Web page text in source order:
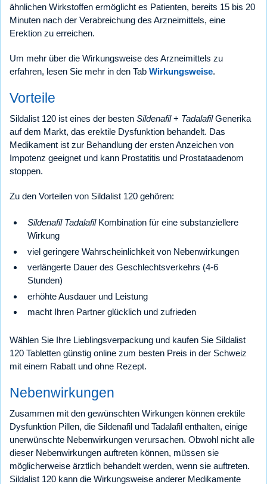
ähnlichen Wirkstoffen ermöglicht es Patienten, bereits 15 bis 20
Minuten nach der Verabreichung des Arzneimittels, eine
Erektion zu erreichen.
Um mehr über die Wirkungsweise des Arzneimittels zu
erfahren, lesen Sie mehr in den Tab Wirkungsweise.
Vorteile
Sildalist 120 ist eines der besten Sildenafil+ TadalafilGenerika
auf dem Markt, das erektile Dysfunktion behandelt. Das
Medikament ist zur Behandlung der ersten Anzeichen von
Impotenz geeignet und kann Prostatitis und Prostataadenom
stoppen.
Zu den Vorteilen von Sildalist 120 gehören:
Sildenafil TadalafilKombination für eine substanziellere
Wirkung
viel geringere Wahrscheinlichkeit von Nebenwirkungen
verlängerte Dauer des Geschlechtsverkehrs (4-6
Stunden)
erhöhte Ausdauer und Leistung
macht Ihren Partner glücklich und zufrieden
Wählen Sie Ihre Lieblingsverpackung und kaufen Sie Sildalist
120 Tabletten günstig online zum besten Preis in der Schweiz
mit einem Rabatt und ohne Rezept.
Nebenwirkungen
Zusammen mit den gewünschten Wirkungen können erektile
Dysfunktion Pillen, die Sildenafil und Tadalafil enthalten, einige
unerwünschte Nebenwirkungen verursachen. Obwohl nicht alle
dieser Nebenwirkungen auftreten können, müssen sie
möglicherweise ärztlich behandelt werden, wenn sie auftreten.
Sildalist 120 kann die Wirkungsweise anderer Medikamente